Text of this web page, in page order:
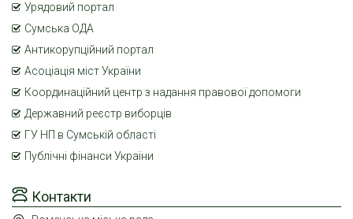
Контакти
Урядовий портал
Сумська ОДА
Антикорупційний портал
Асоціація міст України
Координаційний центр з надання правової допомоги
Державний реєстр виборців
ГУ НП в Сумській області
Публічні фінанси України